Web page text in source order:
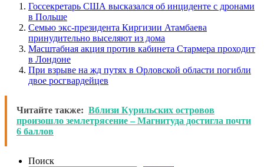
Госсекретарь США высказался об инциденте с дронами
в Польше
Семью экс-президента Киргизии Атамбаева
принудительно выселяют из дома
Масштабная акция против кабинета Стармера проходит
в Лондоне
При взрыве на жд путях в Орловской области погибли
двое росгвардейцев
Читайте также: Вблизи Курильских островов
произошло землетрясение – Магнитуда достигла почти
6 баллов
Поиск